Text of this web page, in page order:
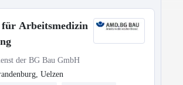
Arbeitsmedizin
der BG Bau GmbH
Uelzen